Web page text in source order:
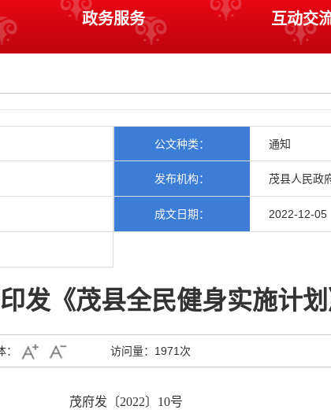
政务服务 互动交
公文种类： 通知
发布机构： 茂县人民政
成文日期： 2022-12-05
发《茂县全民健身实施计
： 访问量： 1971次
茂府发 〔2022〕10号